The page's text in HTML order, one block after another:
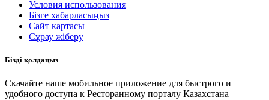
Условия использования
Бізге хабарласыңыз
Сайт картасы
Сұрау жіберу
Бізді қолдаңыз
Скачайте наше мобильное приложение для быстрого и
удобного доступа к Ресторанному порталу Казахстана